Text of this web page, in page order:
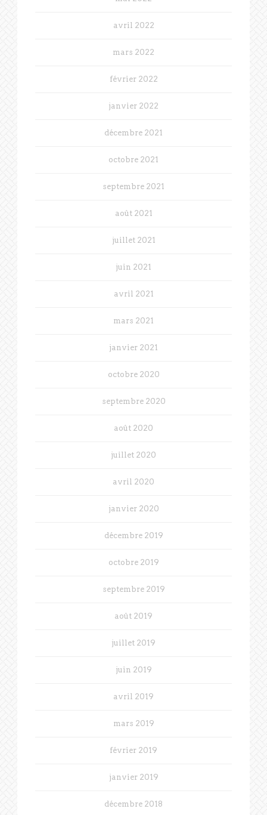
avril 2022
mars 2022
février 2022
janvier 2022
décembre 2021
octobre 2021
septembre 2021
août 2021
juillet 2021
juin 2021
avril 2021
mars 2021
janvier 2021
octobre 2020
septembre 2020
août 2020
juillet 2020
avril 2020
janvier 2020
décembre 2019
octobre 2019
septembre 2019
août 2019
juillet 2019
juin 2019
avril 2019
mars 2019
février 2019
janvier 2019
décembre 2018